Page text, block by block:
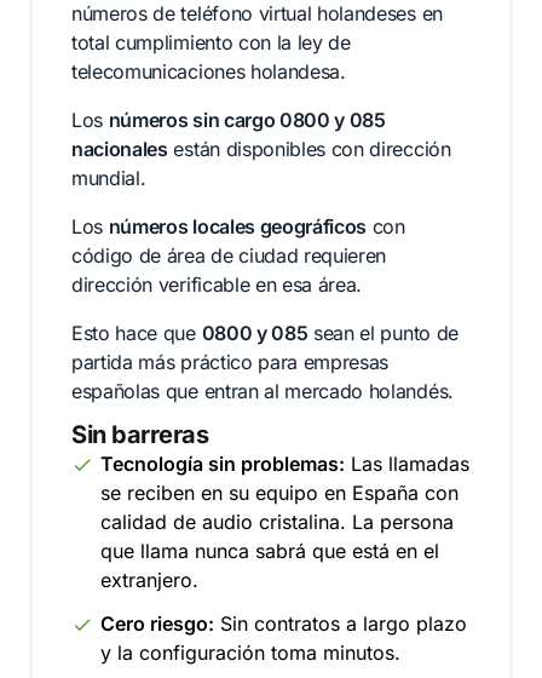
números de teléfono virtual holandeses en
total cumplimiento con la ley de
telecomunicaciones holandesa.
Los números sin cargo 0800 y 085
nacionales están disponibles con dirección
mundial.
Los números locales geográficos con
código de área de ciudad requieren
dirección verificable en esa área.
Esto hace que 0800 y 085 sean el punto de
partida más práctico para empresas
españolas que entran al mercado holandés.
Sin barreras
Tecnología sin problemas: Las llamadas
se reciben en su equipo en España con
calidad de audio cristalina. La persona
que llama nunca sabrá que está en el
extranjero.
Cero riesgo: Sin contratos a largo plazo
y la configuración toma minutos.